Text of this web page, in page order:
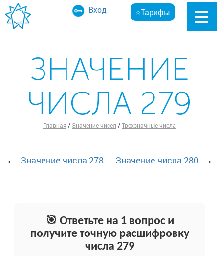
Вход ⭐Тарифы
ЗНАЧЕНИЕ
ЧИСЛА 279
Главная / Значение чисел /Трехзначные числа
← Значение числа 278 Значение числа 280 →
🎯 Ответьте на 1 вопрос и
получите точную расшифровку
числа 279